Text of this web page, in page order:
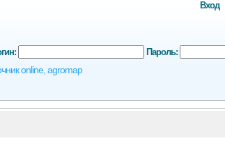
online, agromap
Вход
Пароль: